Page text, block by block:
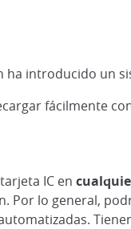
introducido un
fácilmente
IC en
Por lo general,